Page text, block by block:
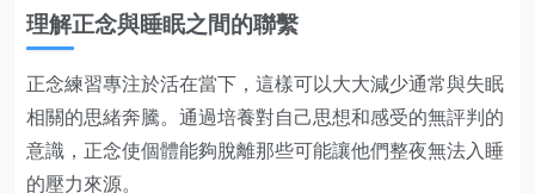
理解正念與睡眠之間的聯繫
正念練習專注於活在當下，這樣可以大大減少通常與失眠
相關的思緒奔騰。通過培養對自己思想和感受的無評判的
意識，正念使個體能夠脫離那些可能讓他們整夜無法入睡
的壓力來源。